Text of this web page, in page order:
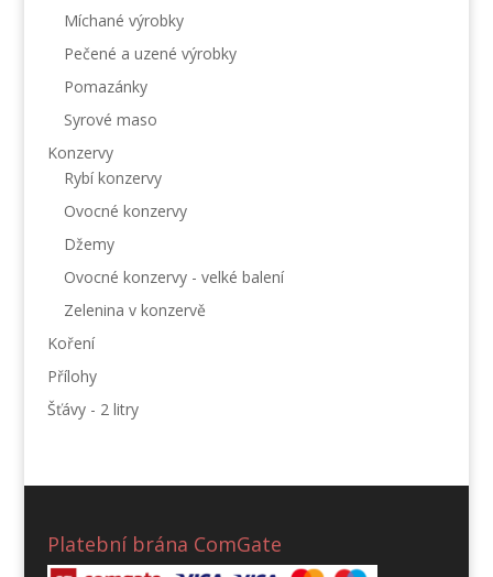
Míchané výrobky
Pečené a uzené výrobky
Pomazánky
Syrové maso
Konzervy
Rybí konzervy
Ovocné konzervy
Džemy
Ovocné konzervy - velké balení
Zelenina v konzervě
Koření
Přílohy
Šťávy - 2 litry
Platební brána ComGate